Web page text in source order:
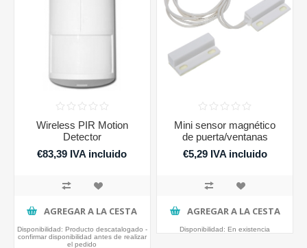
Wireless PIR Motion
Detector
€83,39 IVA incluido
AGREGAR A LA CESTA
Disponibilidad: Producto descatalogado -
confirmar disponibilidad antes de realizar
el pedido
Mini sensor magnético
de puerta/ventanas
€5,29 IVA incluido
AGREGAR A LA CESTA
Disponibilidad: En existencia